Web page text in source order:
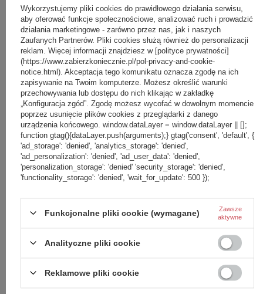
OPINIE
ZABIERZ JESZCZE :)
Saturator do wody gazowanej SodaStream ART + butelka +
nabój CO2- Biały
369,99 zł szt.
Saturator do wody gazowanej SodaStream Duo biały'+ 2
butelki+ nabój CO2
439,99 zł / szt.
Saturator do wody gazowanej SodaStream ART + 1 butelka +
nabój CO2- Miętowy
369,99 zł / szt.
Saturator do wody gazowanej SodaStream TERRA biały'+
butelka + nabój CO2
249,99 zł szt.
Saturator do wody gazowanej SodaStream TERRA czarny'+
Wykorzystujemy pliki cookies do prawidłowego działania serwisu,
aby oferować funkcje społecznościowe, analizować ruch i prowadzić
działania marketingowe - zarówno przez nas, jak i naszych
Zaufanych Partnerów. Pliki cookies służą również do personalizacji
reklam. Więcej informacji znajdziesz w [polityce prywatności]
(https://www.zabierzkoniecznie.pl/pol-privacy-and-cookie-
notice.html). Akceptacja tego komunikatu oznacza zgodę na ich
zapisywanie na Twoim komputerze. Możesz określić warunki
przechowywania lub dostępu do nich klikając w zakładkę
„Konfiguracja zgód”. Zgodę możesz wycofać w dowolnym momencie
poprzez usunięcie plików cookies z przeglądarki z danego
urządzenia końcowego. window.dataLayer = window.dataLayer || [];
function gtag(){dataLayer.push(arguments);} gtag('consent', 'default', {
'ad_storage': 'denied', 'analytics_storage': 'denied',
'ad_personalization': 'denied', 'ad_user_data': 'denied',
'personalization_storage': 'denied' 'security_storage': 'denied',
'functionality_storage': 'denied', 'wait_for_update': 500 });
Funkcjonalne pliki cookie (wymagane)
Zawsze
aktywne
Analityczne pliki cookie
Reklamowe pliki cookie